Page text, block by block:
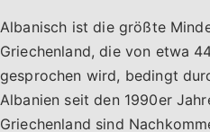
Albanisch ist die größte
Griechenland, die von etwa
gesprochen wird, bedingt
Albanien seit den 1990er
Griechenland sind